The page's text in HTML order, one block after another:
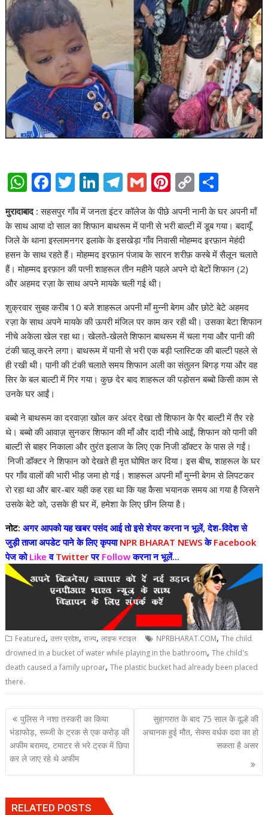
W
at
s
A
p
F
e
b
o
o
k
T
w
itt
er
Li
k
e
dI
n
T
el
e
gr
a
m
G
m
ai
l
Pi
nt
er
e
st
C
o
p
y
Li
n
ar
e
मुरादाबाद : सहसपुर गाँव में जनता इंटर कॉलेज के पीछे अपनी नानी के घर अपनी माँ
के साथ आया दो साल का शिफान बाथरूम में पानी से भरी बाल्टी में डूब गया। बदायूँ
जिले के थाना इस्लामनगर इलाके के इसखेड़ा गाँव निवासी मोहम्मद इरफ़ान मेहंदी
हसन के साथ रहते हैं। मोहम्मद इरफ़ान पंजाब के सारन शरीफ़ कस्बे में सैलून चलाते
हैं। मोहम्मद इरफ़ान की पत्नी शाहरूल तीन महीने पहले अपने दो बेटों शिफान (2)
और अहमद रज़ा के साथ अपने मायके चली गई थी।
शुक्रवार सुबह करीब 10 बजे शाहरूल अपनी माँ मुन्नी बेगम और छोटे बेटे अहमद
रज़ा के साथ अपने मायके की ऊपरी मंजिल पर काम कर रही थी। उसका बेटा शिफान
नीचे अकेला खेल रहा था। खेलते-खेलते शिफान बाथरूम में चला गया और पानी की
टंकी चालू करने लगा। बाथरूम में पानी से भरी एक बड़ी प्लास्टिक की बाल्टी पहले से
ही रखी थी। पानी की टंकी चलाते समय शिफान अली का संतुलन बिगड़ गया और वह
सिर के बल बाल्टी में गिर गया। कुछ देर बाद शाहरूल की पड़ोसन बब्बो किसी काम से
उनके घर आईं।
बब्बो ने बाथरूम का दरवाज़ा खोल कर अंदर देखा तो शिफान के पैर बाल्टी में तैर रहे
थे। बब्बो की आवाज़ सुनकर शिफान की माँ और दादी नीचे आईं, शिफान को पानी की
बाल्टी से बाहर निकाला और तुरंत इलाज के लिए एक निजी डॉक्टर के पास ले गईं।
निजी डॉक्टर ने शिफान को देखते ही मृत घोषित कर दिया। इस बीच, शाहरूल के घर
पर गाँव वालों की भारी भीड़ जमा हो गई। शाहरूल अपनी माँ मुन्नी बेगम से लिपटकर
रो रहा था और बार-बार यही कह रहा था कि यह कैसा भयानक समय आ गया है जिसने
उसके बेटे को, उसके ही घर में, हमेशा के लिए छीन लिया है।
नोट: अगर आपको यह खबर पसंद आई तो इसे शेयर करना न भूलें, देश-विदेश से
जुड़ी ताजा अपडेट पाने के लिए कृपयाNPR BHARAT NEWSके Facebook
पेज कोLike वTwitterपर Followकरना न भूलें...
Featured,उत्तर प्रदेश,राज्य,लाइफ स्टाइल NPRBHARAT.COM,The child
drowned in a bucket of water while playing in the bathroom,The child's
death caused a family uproar,The plastic bucket had already been placed
there.
Post
navigation
पुलिस ने नशा तस्करी का किया
भंडाफोड़, सब्जी के ट्रक से एक करोड़ की
अफीम बरामद, टमाटर से भरे ट्रक में छिपा
कर ले जाए रहे थे अफीम
सुहागरात के बाद 75 साल के दूल्हे की
अचानक हुई मौत, सेक्स वर्धक दवा का हो
सकता है असर
RELATED POSTS